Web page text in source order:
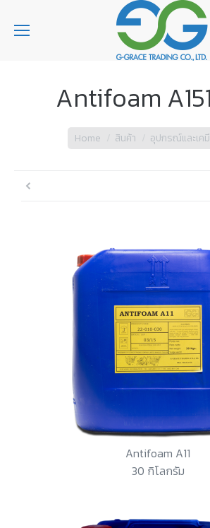
Antifoam A151
You are here:
Home สินค้า อุปกรณ์และเค
Antifoam A11
30 กิโลกรัม